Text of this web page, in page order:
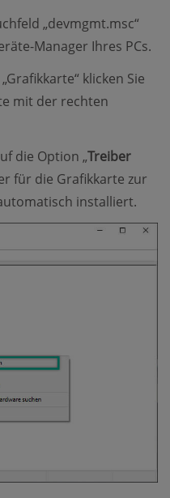
„devmgmt.msc“
Manager Ihres PCs.
klicken Sie
mit der rechten
die Option „Treiber
für die Grafikkarte zur
installiert.